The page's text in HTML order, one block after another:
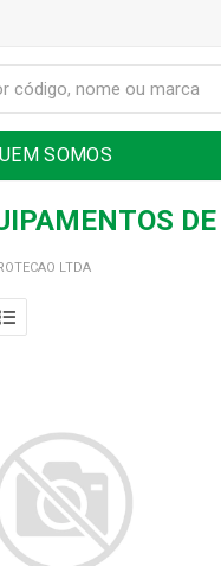
SOMOS
LTDA